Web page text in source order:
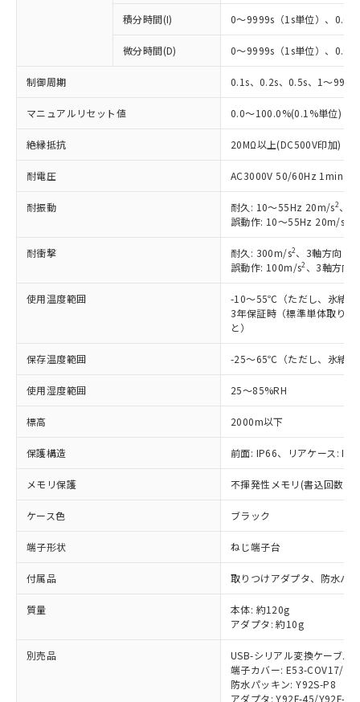
積分時間(I) 0～9999s（1s単位）、0.0
微分時間(D) 0～9999s（1s単位）、0.0
制御周期 0.1s、0.2s、0.5s、1～99s
マニュアルリセット値 0.0～100.0%(0.1%単位)
絶縁抵抗 20MΩ以上(DC500V印加)
耐電圧 AC3000V 50/60Hz 1min (
耐振動 耐久: 10～55Hz 20m/s2、3
誤動作: 10～55Hz 20m/s
耐衝撃 耐久: 300m/s2、3軸方向 各
誤動作: 100m/s2 、3軸方向
使用温度範囲
-10～55℃（ただし、氷結、
3年保証時（標準単体取り
と）
保存温度範囲 -25～65℃（ただし、氷結、
使用湿度範囲 25～85%RH
標高 2000m以下
保護構造 前面: IP66、リアケース:
メモリ保護 不揮発性メモリ(書込回数:
ケース色 ブラック
端子形状 ねじ端子台
付属品 取りつけアダプタ、防水パ
質量
本体: 約120g
アダプタ: 約10g
別売品
USB-シリアル変換ケーブル:
端子カバー: E53-COV17/
防水パッキン: Y92S-P8
アダプタ: Y92F-45/Y92F-49
対応済み：EU RoHS指令（10物質）の
非含有に対応した製品が提供可能な商品で
対応予定：EU RoHS指令（10物質）の非含